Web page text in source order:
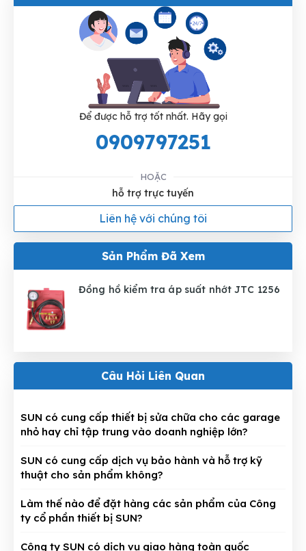
Để được hỗ trợ tốt nhất. Hãy gọi
0909797251
HOẶC
hỗ trợ trực tuyến
Liên hệ với chúng tôi
Sản Phẩm Đã Xem
Đồng hồ kiểm tra áp suất nhớt JTC 1256
Câu Hỏi Liên Quan
SUN có cung cấp thiết bị sửa chữa cho các garage
nhỏ hay chỉ tập trung vào doanh nghiệp lớn?
SUN có cung cấp dịch vụ bảo hành và hỗ trợ kỹ
thuật cho sản phẩm không?
Làm thế nào để đặt hàng các sản phẩm của Công
ty cổ phần thiết bị SUN?
Công ty SUN có dịch vụ giao hàng toàn quốc